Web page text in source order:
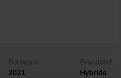
Bouwjaar
2021
Brandstof
Hybride